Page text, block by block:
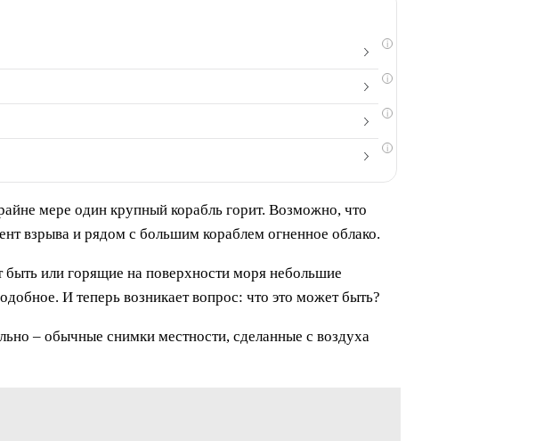
i
i
i
i
мере один крупный корабль горит. Возможно, что
взрыва и рядом с большим кораблем огненное облако.
или горящие на поверхности моря небольшие
И теперь возникает вопрос: что это может быть?
– обычные снимки местности, сделанные с воздуха